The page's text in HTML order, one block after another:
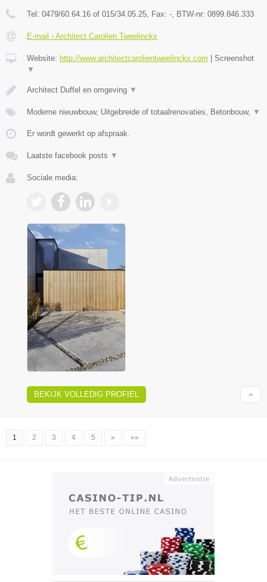
Tel: 0479/60.64.16 of 015/34.05.25 , Fax: - , BTW-nr: 0899.846.333
E-mail › Architect Carolien Tweelinckx
Website: http://www.architectcarolientweelinckx.com | Screenshot
▼
Architect Duffel en omgeving ▼
Moderne nieuwbouw, Uitgebreide of totaalrenovaties, Betonbouw, ▼
Er wordt gewerkt op afspraak.
Laatste facebook posts ▼
Sociale media:
BEKIJK VOLLEDIG PROFIEL
1 2 3 4 5 » »»